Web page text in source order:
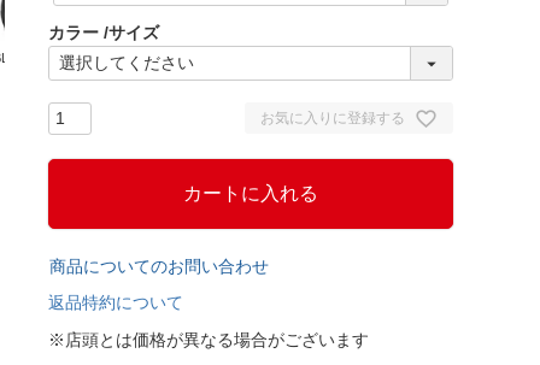
BLACKRED
)
カラー サイズ
お気に入りに登録する
カートに入れる
商品についてのお問い合わせ
返品特約について
※店頭とは価格が異なる場合がございます